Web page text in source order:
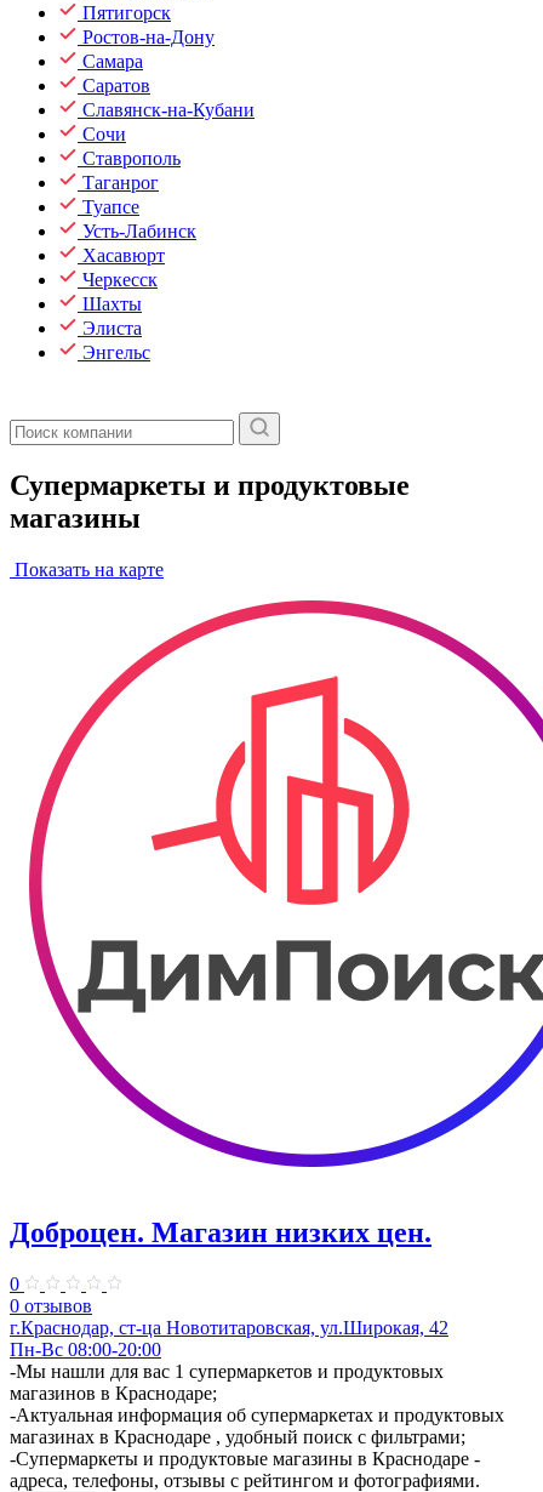
Пятигорск
Ростов-на-Дону
Самара
Саратов
Славянск-на-Кубани
Сочи
Ставрополь
Таганрог
Туапсе
Усть-Лабинск
Хасавюрт
Черкесск
Шахты
Элиста
Энгельс
Супермаркеты и продуктовые
магазины
Показать на карте
Доброцен. ​Магазин низких цен.
0
0 отзывов
г.Краснодар, ст-ца Новотитаровская, ул.Широкая, 42
Пн-Вс 08:00-20:00
​-Мы нашли для вас 1 супермаркетов и продуктовых
магазинов в Краснодаре;
-Актуальная информация об супермаркетах и продуктовых
магазинах в Краснодаре , удобный поиск с фильтрами;
-Супермаркеты и продуктовые магазины в Краснодаре -
адреса, телефоны, отзывы с рейтингом и фотографиями.